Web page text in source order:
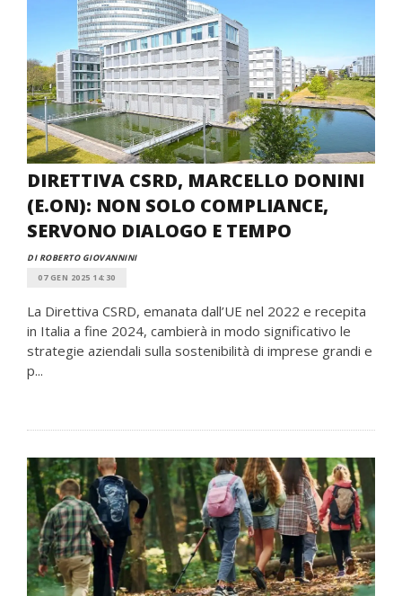
DIRETTIVA CSRD, MARCELLO DONINI
(E.ON): NON SOLO COMPLIANCE,
SERVONO DIALOGO E TEMPO
DI ROBERTO GIOVANNINI
07 GEN 2025 14:30
La Direttiva CSRD, emanata dall’UE nel 2022 e recepita
in Italia a fine 2024, cambierà in modo significativo le
strategie aziendali sulla sostenibilità di imprese grandi e
p...